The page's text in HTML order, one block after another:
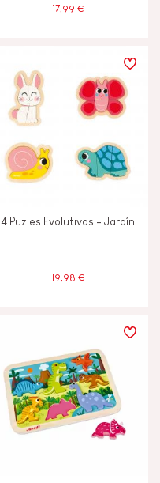
17,99 €
4 Puzles Evolutivos - Jardín
19,98 €